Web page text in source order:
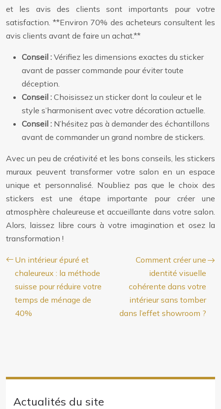
et les avis des clients sont importants pour votre
satisfaction. **Environ 70% des acheteurs consultent les
avis clients avant de faire un achat.**
Conseil : Vérifiez les dimensions exactes du sticker
avant de passer commande pour éviter toute
déception.
Conseil : Choisissez un sticker dont la couleur et le
style s’harmonisent avec votre décoration actuelle.
Conseil : N’hésitez pas à demander des échantillons
avant de commander un grand nombre de stickers.
Avec un peu de créativité et les bons conseils, les stickers
muraux peuvent transformer votre salon en un espace
unique et personnalisé. N’oubliez pas que le choix des
stickers est une étape importante pour créer une
atmosphère chaleureuse et accueillante dans votre salon.
Alors, laissez libre cours à votre imagination et osez la
transformation !
Un intérieur épuré et
chaleureux : la méthode
suisse pour réduire votre
temps de ménage de
40%
Comment créer une
identité visuelle
cohérente dans votre
intérieur sans tomber
dans l’effet showroom ?
Actualités du site